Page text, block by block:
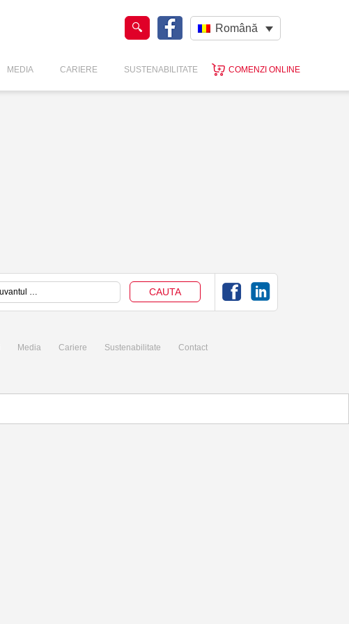
Română
MEDIA CARIERE SUSTENABILITATE COMENZI ONLINE
Media Cariere Sustenabilitate
Contact